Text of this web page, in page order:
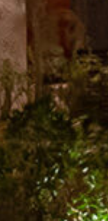
الصفحة الرئيسية
قصتنا
قائمة الطعام
فرعنا
صالات الطعام الخاصة
وظائف